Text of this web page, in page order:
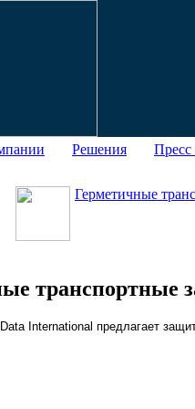
Решения Пресс
Герметичные
транспортные
International предлагает